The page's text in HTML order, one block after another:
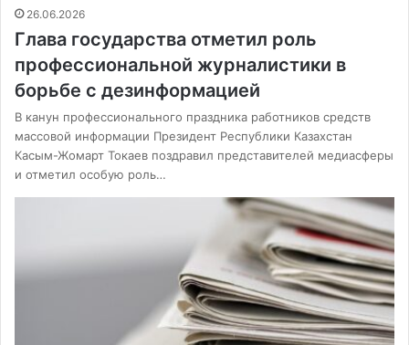
26.06.2026
Глава государства отметил роль
профессиональной журналистики в
борьбе с дезинформацией
В канун профессионального праздника работников средств
массовой информации Президент Республики Казахстан
Касым-Жомарт Токаев поздравил представителей медиасферы
и отметил особую роль…